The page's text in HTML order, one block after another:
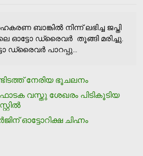
ബാങ്കില്‍ നിന്ന് ലഭിച്ച ജപ്തി
ഓട്ടോ ഡ്രൈവര്‍ തൂങ്ങി മരിച്ചു.
ഡ്രൈവര്‍ പാറപ്പു...
നേരിയ ഭൂചലനം
വസ്തു ശേഖരം പിടികൂടിയ
ഓട്ടോറിക്ഷ ചിഹ്നം